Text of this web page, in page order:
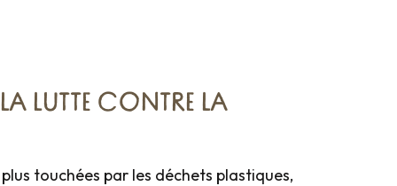
LUTTE CONTRE LA
touchées par les déchets plastiques,